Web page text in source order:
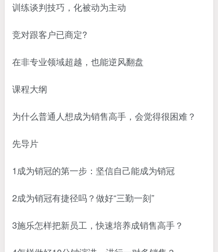
训练谈判技巧，化被动为主动
竞对跟客户已商定?
在非专业领域超越，也能逆风翻盘
课程大纲
为什么普通人想成为销售高手，会觉得很困难？
先导片
1成为销冠的第一步：坚信自己能成为销冠
2成为销冠有捷径吗？做好“三勤一刻”
3施乐怎样把新员工，快速培养成销售高手？